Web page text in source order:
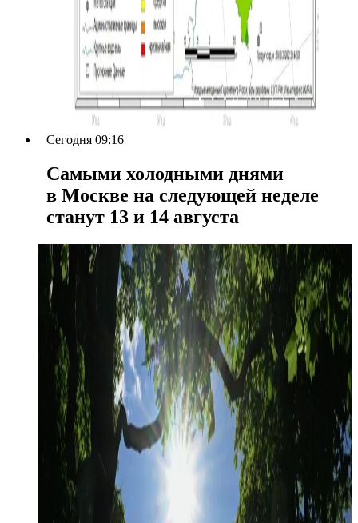
Сегодня 09:16
Самыми холодными днями
в Москве на следующей неделе
станут 13 и 14 августа